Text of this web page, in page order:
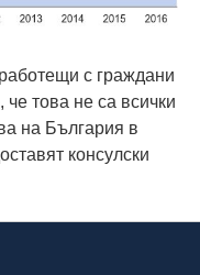
с граждани
това не са всички
на България в
консулски